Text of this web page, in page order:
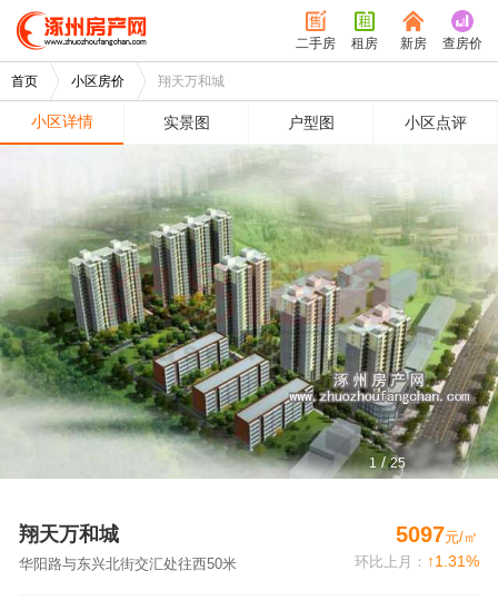
二手房 租房 新房 查房价
首页 小区房价 翔天万和城
小区详情 实景图 户型图 小区点评
1/25
翔天万和城
华阳路与东兴北街交汇处往西50米
5097元/㎡
环比上月： ↑1.31%